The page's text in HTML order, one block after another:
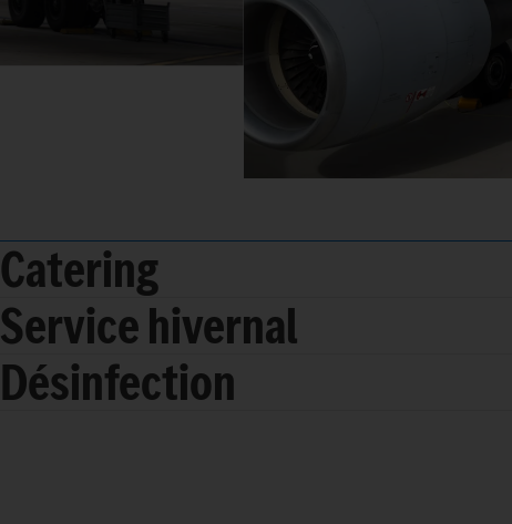
Catering
Service hivernal
Désinfection